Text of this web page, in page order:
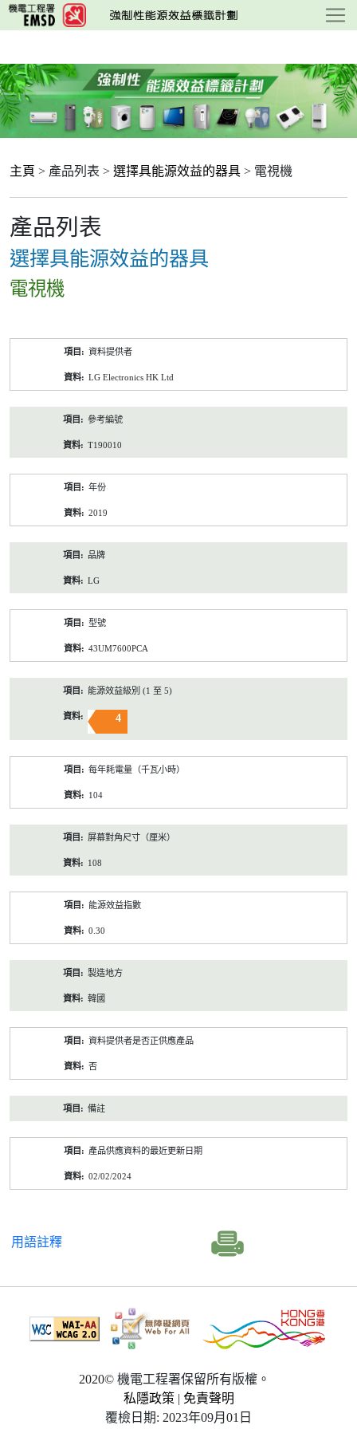
跳
至
要
內
容
主頁 > 產品列表 > 選擇具能源效益的器具 > 電視機
產品列表
選擇具能源效益的器具
電視機
資料提供者
LG Electronics HK Ltd
參考編號
T190010
年份
2019
品牌
LG
型號
43UM7600PCA
能源效益級別 (1 至 5)
4
每年耗電量（千瓦小時）
104
屏幕對角尺寸（厘米）
108
能源效益指數
0.30
製造地方
韓國
資料提供者是否正供應產品
否
備註
產品供應資料的最近更新日期
02/02/2024
用語註釋
2020© 機電工程署保留所有版權。
私隱政策 | 免責聲明
覆檢日期: 2023年09月01日